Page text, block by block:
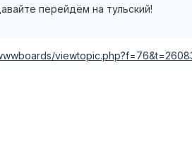
перейдём на тульский!